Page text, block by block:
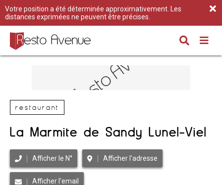
Votre position a été déterminée approximativement. Les
distances exprimées ne peuvent être précises.
restaurant
La Marmite de Sandy Lunel-Viel
Afficher le N° Afficher l'adresse
Afficher l'email